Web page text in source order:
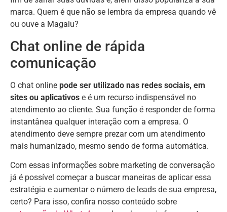
marca. Quem é que não se lembra da empresa quando vê
ou ouve a Magalu?
Chat online de rápida
comunicação
O chat online pode ser utilizado nas redes sociais, em
sites ou aplicativos e é um recurso indispensável no
atendimento ao cliente. Sua função é responder de forma
instantânea qualquer interação com a empresa. O
atendimento deve sempre prezar com um atendimento
mais humanizado, mesmo sendo de forma automática.
Com essas informações sobre marketing de conversação
já é possível começar a buscar maneiras de aplicar essa
estratégia e aumentar o número de leads de sua empresa,
certo? Para isso, confira nosso conteúdo sobre